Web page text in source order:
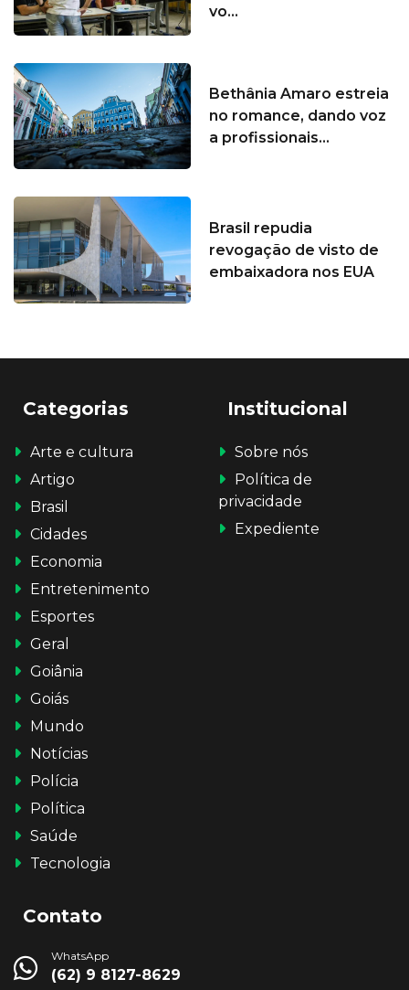
vo...
Bethânia Amaro estreia
no romance, dando voz
a profissionais...
Brasil repudia
revogação de visto de
embaixadora nos EUA
Categorias
Arte e cultura
Artigo
Brasil
Cidades
Economia
Entretenimento
Esportes
Geral
Goiânia
Goiás
Mundo
Notícias
Polícia
Política
Saúde
Tecnologia
Institucional
Sobre nós
Política de
privacidade
Expediente
Contato
WhatsApp
(62) 9 8127-8629